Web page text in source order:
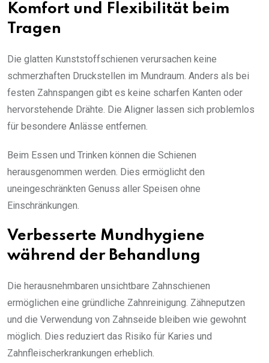
Komfort und Flexibilität beim
Tragen
Die glatten Kunststoffschienen verursachen keine
schmerzhaften Druckstellen im Mundraum. Anders als bei
festen Zahnspangen gibt es keine scharfen Kanten oder
hervorstehende Drähte. Die Aligner lassen sich problemlos
für besondere Anlässe entfernen.
Beim Essen und Trinken können die Schienen
herausgenommen werden. Dies ermöglicht den
uneingeschränkten Genuss aller Speisen ohne
Einschränkungen.
Verbesserte Mundhygiene
während der Behandlung
Die herausnehmbaren unsichtbare Zahnschienen
ermöglichen eine gründliche Zahnreinigung. Zähneputzen
und die Verwendung von Zahnseide bleiben wie gewohnt
möglich. Dies reduziert das Risiko für Karies und
Zahnfleischerkrankungen erheblich.